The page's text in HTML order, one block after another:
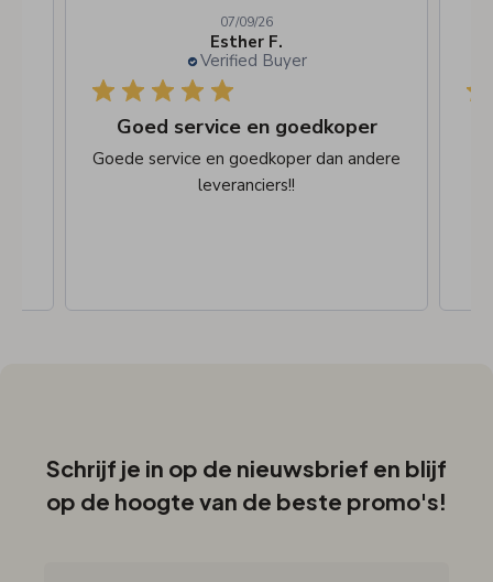
Esther F.
Verified Buyer
07/09/26
Goed service en goedkoper
Goede service en goedkoper dan andere
leveranciers!!
Schrijf je in op de nieuwsbrief en blijf
op de hoogte van de beste promo's!